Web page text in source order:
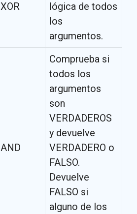
XOR
lógica de todos
los
argumentos.
AND
Comprueba si
todos los
argumentos
son
VERDADEROS
y devuelve
VERDADERO o
FALSO.
Devuelve
FALSO si
alguno de los